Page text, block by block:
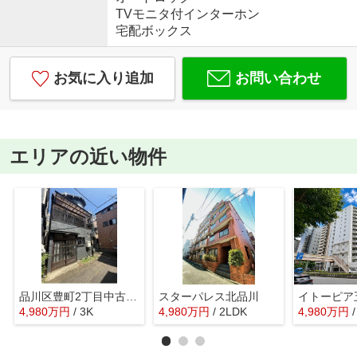
TVモニタ付インターホン
宅配ボックス
お気に入り追加 お問い合わせ
エリアの近い物件
品川区豊町2丁目中古戸建
4,980万円 / 3K
スターパレス北品川
4,980万円 / 2LDK 4,980万円